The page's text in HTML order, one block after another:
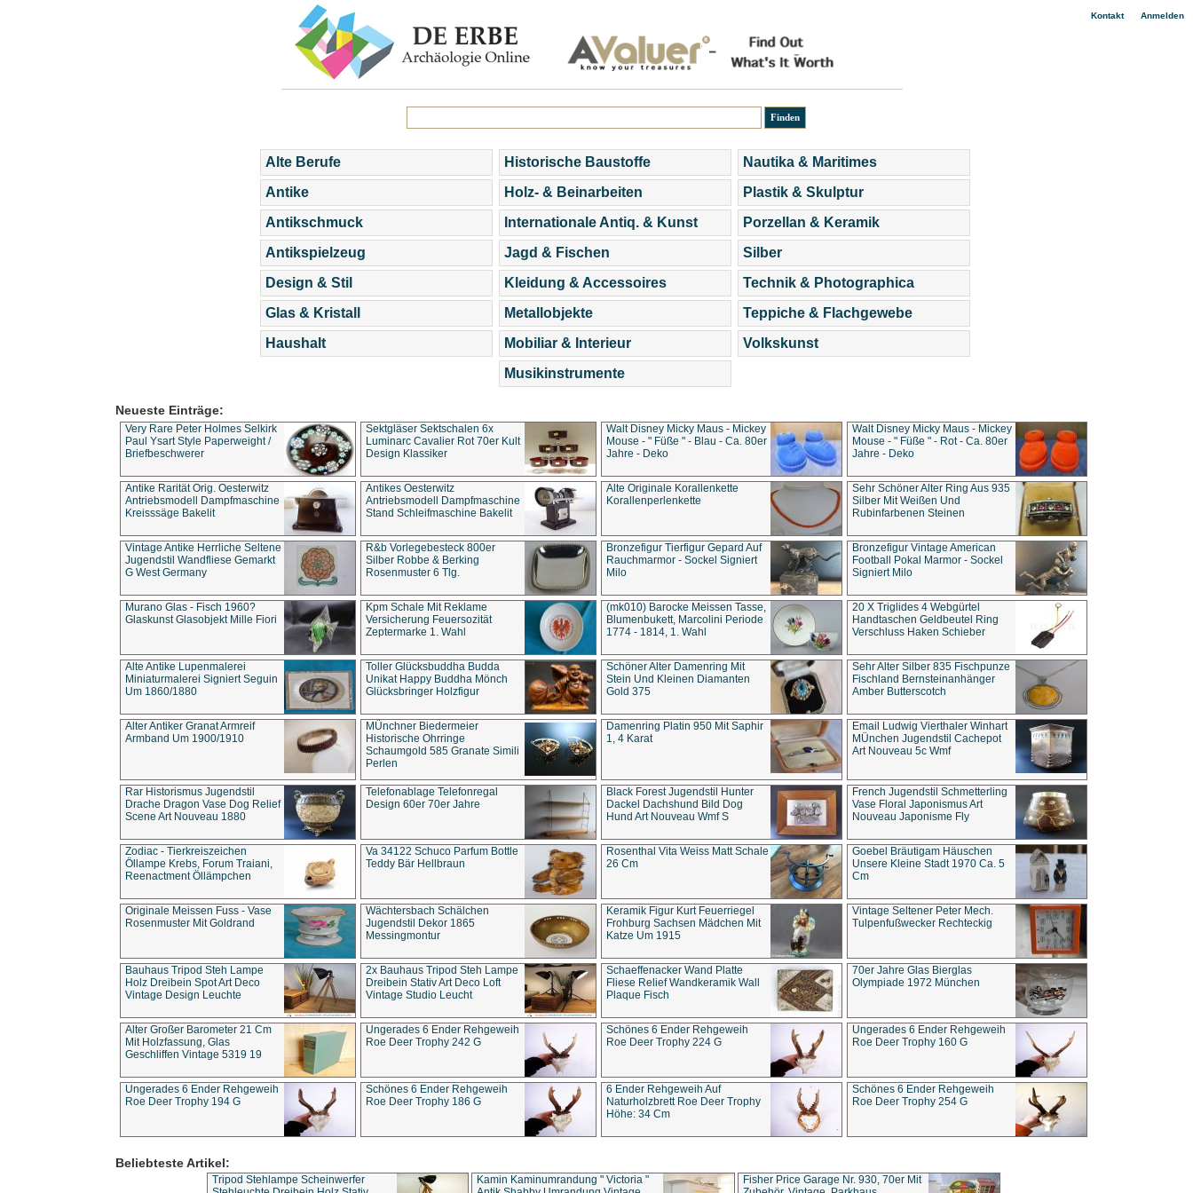
Kontakt| Anmelden
Alte Berufe
Antike
Antikschmuck
Antikspielzeug
Design & Stil
Glas & Kristall
Haushalt
Historische Baustoffe
Holz- & Beinarbeiten
Internationale Antiq. & Kunst
Jagd & Fischen
Kleidung & Accessoires
Metallobjekte
Mobiliar & Interieur
Musikinstrumente
Nautika & Maritimes
Plastik & Skulptur
Porzellan & Keramik
Silber
Technik & Photographica
Teppiche & Flachgewebe
Volkskunst
Neueste Einträge:
Very Rare Peter Holmes Selkirk
Paul Ysart Style Paperweight /
Briefbeschwerer
Sektgläser Sektschalen 6x
Luminarc Cavalier Rot 70er Kult
Design Klassiker
Walt Disney Micky Maus - Mickey
Mouse - " Füße " - Blau - Ca. 80er
Jahre - Deko
Walt Disney Micky Maus - Mickey
Mouse - " Füße " - Rot - Ca. 80er
Jahre - Deko
Antike Rarität Orig. Oesterwitz
Antriebsmodell Dampfmaschine
Kreisssäge Bakelit
Antikes Oesterwitz
Antriebsmodell Dampfmaschine
Stand Schleifmaschine Bakelit
Alte Originale Korallenkette
Korallenperlenkette
Sehr Schöner Alter Ring Aus 935
Silber Mit Weißen Und
Rubinfarbenen Steinen
Vintage Antike Herrliche Seltene
Jugendstil Wandfliese Gemarkt
G West Germany
R&b Vorlegebesteck 800er
Silber Robbe & Berking
Rosenmuster 6 Tlg.
Bronzefigur Tierfigur Gepard Auf
Rauchmarmor - Sockel Signiert
Milo
Bronzefigur Vintage American
Football Pokal Marmor - Sockel
Signiert Milo
Murano Glas - Fisch 1960?
Glaskunst Glasobjekt Mille Fiori
Kpm Schale Mit Reklame
Versicherung Feuersozität
Zeptermarke 1. Wahl
(mk010) Barocke Meissen Tasse,
Blumenbukett, Marcolini Periode
1774 - 1814, 1. Wahl
20 X Triglides 4 Webgürtel
Handtaschen Geldbeutel Ring
Verschluss Haken Schieber
Alte Antike Lupenmalerei
Miniaturmalerei Signiert Seguin
Um 1860/1880
Toller Glücksbuddha Budda
Unikat Happy Buddha Mönch
Glücksbringer Holzfigur
Schöner Alter Damenring Mit
Stein Und Kleinen Diamanten
Gold 375
Sehr Alter Silber 835 Fischpunze
Fischland Bernsteinanhänger
Amber Butterscotch
Alter Antiker Granat Armreif
Armband Um 1900/1910
MÜnchner Biedermeier
Historische Ohrringe
Schaumgold 585 Granate Simili
Perlen
Damenring Platin 950 Mit Saphir
1, 4 Karat
Email Ludwig Vierthaler Winhart
MÜnchen Jugendstil Cachepot
Art Nouveau 5c Wmf
Rar Historismus Jugendstil
Drache Dragon Vase Dog Relief
Scene Art Nouveau 1880
Telefonablage Telefonregal
Design 60er 70er Jahre
Black Forest Jugendstil Hunter
Dackel Dachshund Bild Dog
Hund Art Nouveau Wmf S
French Jugendstil Schmetterling
Vase Floral Japonismus Art
Nouveau Japonisme Fly
Zodiac - Tierkreiszeichen
Öllampe Krebs, Forum Traiani,
Reenactment Öllämpchen
Va 34122 Schuco Parfum Bottle
Teddy Bär Hellbraun
Rosenthal Vita Weiss Matt Schale
26 Cm
Goebel Bräutigam Häuschen
Unsere Kleine Stadt 1970 Ca. 5
Cm
Originale Meissen Fuss - Vase
Rosenmuster Mit Goldrand
Wächtersbach Schälchen
Jugendstil Dekor 1865
Messingmontur
Keramik Figur Kurt Feuerriegel
Frohburg Sachsen Mädchen Mit
Katze Um 1915
Vintage Seltener Peter Mech.
Tulpenfußwecker Rechteckig
Bauhaus Tripod Steh Lampe
Holz Dreibein Spot Art Deco
Vintage Design Leuchte
2x Bauhaus Tripod Steh Lampe
Dreibein Stativ Art Deco Loft
Vintage Studio Leucht
Schaeffenacker Wand Platte
Fliese Relief Wandkeramik Wall
Plaque Fisch
70er Jahre Glas Bierglas
Olympiade 1972 München
Alter Großer Barometer 21 Cm
Mit Holzfassung, Glas
Geschliffen Vintage 5319 19
Ungerades 6 Ender Rehgeweih
Roe Deer Trophy 242 G
Schönes 6 Ender Rehgeweih
Roe Deer Trophy 224 G
Ungerades 6 Ender Rehgeweih
Roe Deer Trophy 160 G
Ungerades 6 Ender Rehgeweih
Roe Deer Trophy 194 G
Schönes 6 Ender Rehgeweih
Roe Deer Trophy 186 G
6 Ender Rehgeweih Auf
Naturholzbrett Roe Deer Trophy
Höhe: 34 Cm
Schönes 6 Ender Rehgeweih
Roe Deer Trophy 254 G
Beliebteste Artikel:
Tripod Stehlampe Scheinwerfer
Kamin Kaminumrandung " Victoria "
Fisher Price Garage Nr. 930, 70er Mit